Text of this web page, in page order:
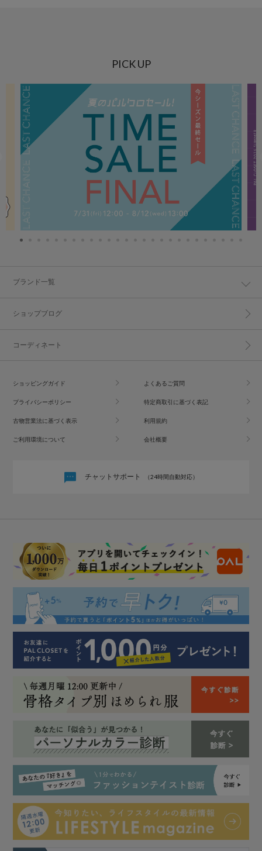
PICK UP
ブランド一覧
ショップブログ
コーディネート
ショッピングガイド よくあるご質問
プライバシーポリシー 特定商取引に基づく表記
古物営業法に基づく表示 利用規約
ご利用環境について 会社概要
チャットサポート （24時間自動対応）